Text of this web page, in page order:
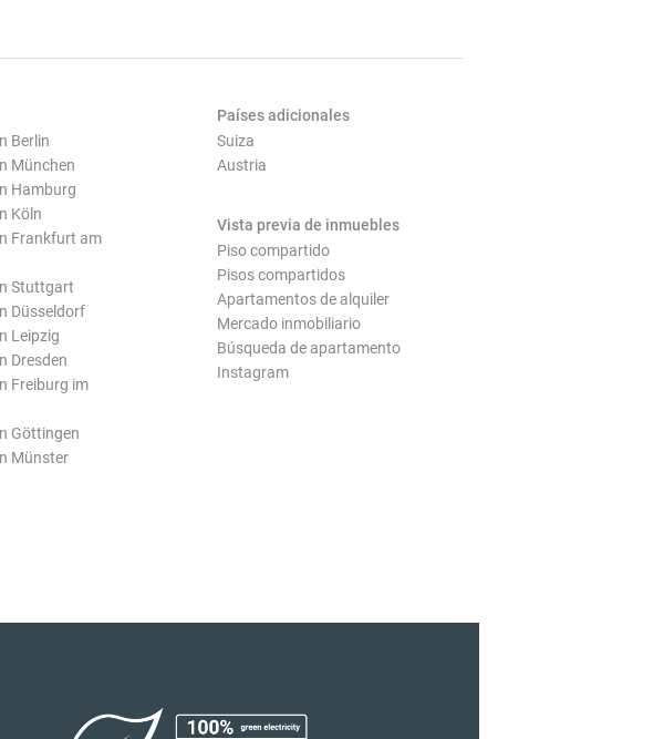
Berlin
München
Hamburg
Köln
Frankfurt am
Stuttgart
Düsseldorf
Leipzig
Dresden
Freiburg im
Göttingen
Münster
Países adicionales
Suiza
Austria
Vista previa de inmuebles
Piso compartido
Pisos compartidos
Apartamentos de alquiler
Mercado inmobiliario
Búsqueda de apartamento
Instagram